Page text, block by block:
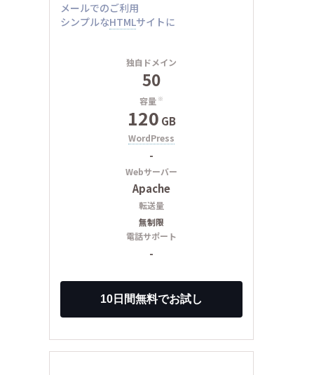
メールでのご利用
シンプルなHTMLサイトに
独自ドメイン
50
容量 ※
120 GB
WordPress
-
Webサーバー
Apache
転送量
無制限
電話サポート
-